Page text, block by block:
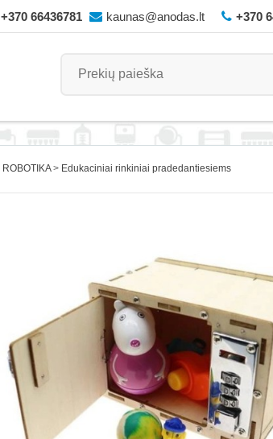
+370 66436781 kaunas@anodas.lt +370
ROBOTIKA Edukaciniai rinkiniai pradedantiesiems